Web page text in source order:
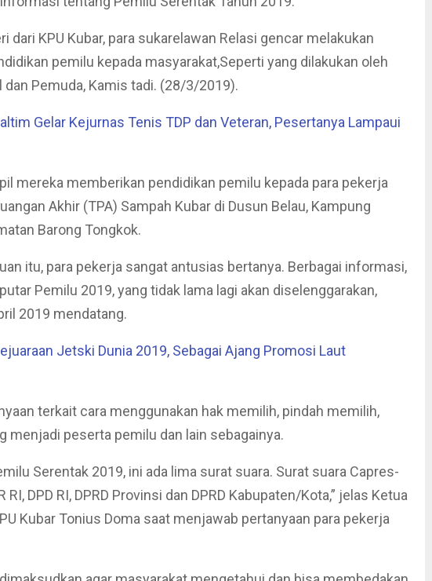
dari KPU Kubar, para sukarelawan Relasi gencar melakukan
pemilu kepada masyarakat,Seperti yang dilakukan oleh
dan Pemuda, Kamis tadi. (28/3/2019).
Gelar Kejurnas Tenis TDP dan Veteran, Pesertanya Lampaui
mereka memberikan pendidikan pemilu kepada para pekerja
Akhir (TPA) Sampah Kubar di Dusun Belau, Kampung
Barong Tongkok.
itu, para pekerja sangat antusias bertanya. Berbagai informasi,
Pemilu 2019, yang tidak lama lagi akan diselenggarakan,
2019 mendatang.
Jetski Dunia 2019, Sebagai Ajang Promosi Laut
terkait cara menggunakan hak memilih, pindah memilih,
menjadi peserta pemilu dan lain sebagainya.
Serentak 2019, ini ada lima surat suara. Surat suara Capres-
RI, DPD RI, DPRD Provinsi dan DPRD Kabupaten/Kota,” jelas Ketua
Kubar Tonius Doma saat menjawab pertanyaan para pekerja